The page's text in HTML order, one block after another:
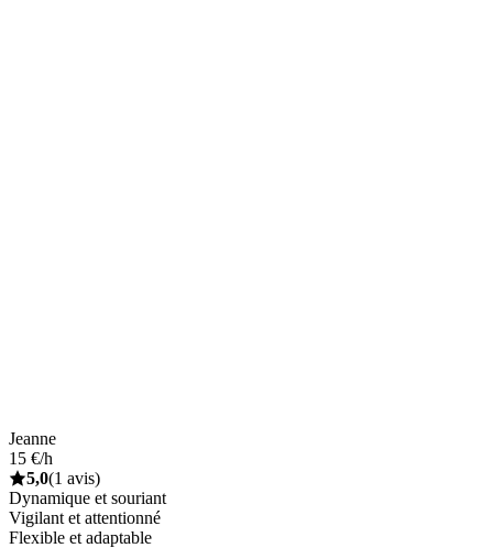
Jeanne
15 €/h
5,0(1 avis)
Dynamique et souriant
Vigilant et attentionné
Flexible et adaptable